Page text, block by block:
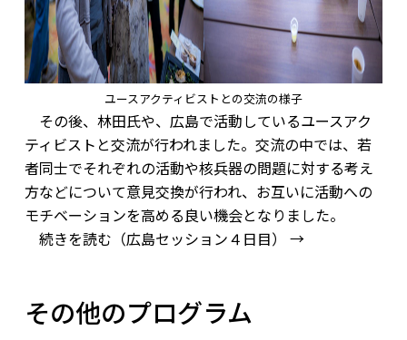
ユースアクティビストとの交流の様子
その後、林田氏や、広島で活動しているユースアク
ティビストと交流が行われました。交流の中では、若
者同士でそれぞれの活動や核兵器の問題に対する考え
方などについて意見交換が行われ、お互いに活動への
モチベーションを高める良い機会となりました。
続きを読む（広島セッション４日目） →
その他のプログラム